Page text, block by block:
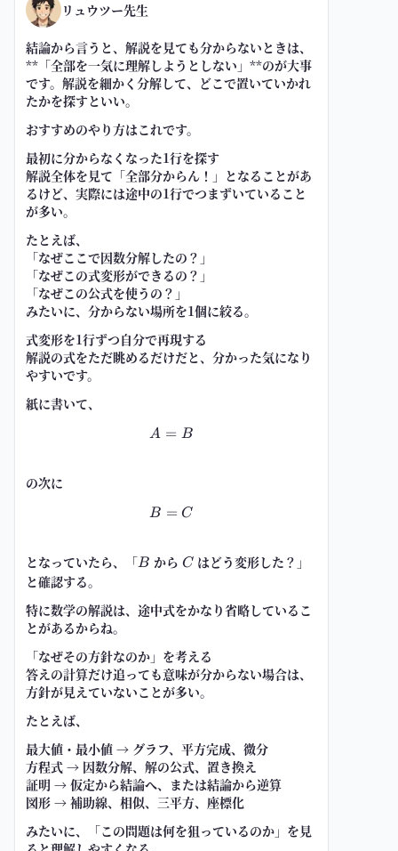
リュウツー先生
結論から言うと、解説を見ても分からないときは、
**「全部を一気に理解しようとしない」**のが大事
です。解説を細かく分解して、どこで置いていかれ
たかを探すといい。
おすすめのやり方はこれです。
最初に分からなくなった1行を探す
解説全体を見て「全部分からん！」となることがあ
るけど、実際には途中の1行でつまずいていること
が多い。
たとえば、
「なぜここで因数分解したの？」
「なぜこの式変形ができるの？」
「なぜこの公式を使うの？」
みたいに、分からない場所を1個に絞る。
式変形を1行ずつ自分で再現する
解説の式をただ眺めるだけだと、分かった気になり
やすいです。
紙に書いて、
\ A=B \
A = B
の次に
\ B=C \
B = C
となっていたら、「B
B から C
C はどう変形した？」
と確認する。
特に数学の解説は、途中式をかなり省略しているこ
とがあるからね。
「なぜその方針なのか」を考える
答えの計算だけ追っても意味が分からない場合は、
方針が見えていないことが多い。
たとえば、
最大値・最小値 → グラフ、平方完成、微分
方程式 → 因数分解、解の公式、置き換え
証明 → 仮定から結論へ、または結論から逆算
図形 → 補助線、相似、三平方、座標化
みたいに、「この問題は何を狙っているのか」を見